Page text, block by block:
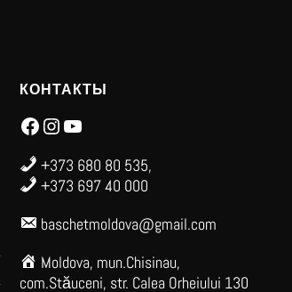
КОНТАКТЫ
Facebook Instagram YouTube
+373 680 80 535,
+373 697 40 000
baschetmoldova@gmail.com
Moldova, mun.Chisinau,
com.Stăuceni, str. Calea Orheiului 130